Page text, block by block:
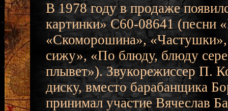
В 1978 году в продаже
картинки» С60-08641 (песни
«Скоморошина»,
сижу», «По блюду, блюду
плывет»). Звукорежиссер П.
диску, вместо барабанщика
принимал участие Вячеслав